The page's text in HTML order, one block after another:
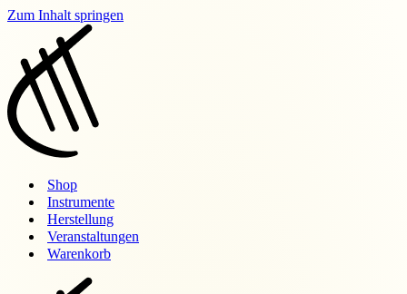
Zum Inhalt springen
Shop
Instrumente
Herstellung
Veranstaltungen
Warenkorb